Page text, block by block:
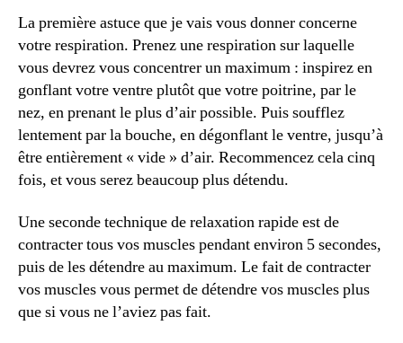
La première astuce que je vais vous donner concerne
votre respiration. Prenez une respiration sur laquelle
vous devrez vous concentrer un maximum : inspirez en
gonflant votre ventre plutôt que votre poitrine, par le
nez, en prenant le plus d’air possible. Puis soufflez
lentement par la bouche, en dégonflant le ventre, jusqu’à
être entièrement « vide » d’air. Recommencez cela cinq
fois, et vous serez beaucoup plus détendu.
Une seconde technique de relaxation rapide est de
contracter tous vos muscles pendant environ 5 secondes,
puis de les détendre au maximum. Le fait de contracter
vos muscles vous permet de détendre vos muscles plus
que si vous ne l’aviez pas fait.